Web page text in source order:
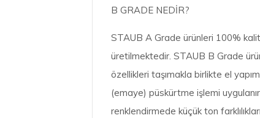
B GRADE NEDİR?
STAUB A Grade ürünleri 100%
üretilmektedir. STAUB B Grade
özellikleri taşımakla birlikte el
(emaye) püskürtme işlemi
renklendirmede küçük ton